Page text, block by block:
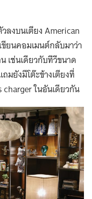
ลงบนเตียง American
ยนคอมเมนต์กลับมาว่า
เช่นเดียวกับทีวีขนาด
มยังมีโต๊ะข้างเตียงที่
charger ในอันเดียวกัน